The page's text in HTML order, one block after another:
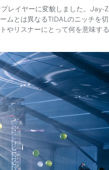
レイヤーに変貌しました。Jay-Z
ムとは異なるTIDALのニッチを切
やリスナーにとって何を意味する